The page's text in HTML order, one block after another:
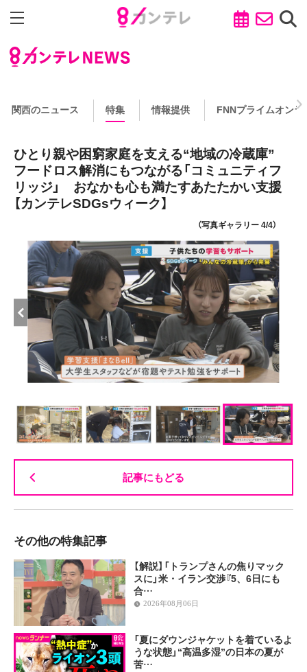
関西のニュース 特集 情報提供 FNNプライムオンラ
ひとり親や困窮家庭を支える“地域の冷蔵庫”
フードロス解消にもつながる「コミュニティフ
リッジ」 おなかも心も満たすあたたかい支援
【カンテレSDGsウィーク】
（写真ギャラリー 4/4）
記事にもどる
その他の特集記事
【解説】「トランプさんの焦りマック
スに」米・イラン交渉『5、6日にも
合…
2026年08月06日
「夏にダウンジャケットを着ているよ
うな状態」“高温多湿”の日本の夏が
苦…